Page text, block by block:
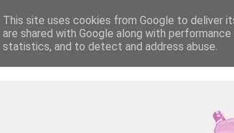
This site uses cookies from Google to deliver
are shared with Google along with
statistics, and to detect and address abuse.